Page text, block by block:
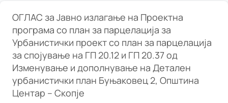
ОГЛАС за Јавно излагање на Проектна
програма со план за парцелација за
Урбанистички проект со план за парцелација
за спојување на ГП 20.12 и ГП 20.37 од
Изменување и дополнување на Детален
урбанистички план Буњаковец 2, Општина
Центар – Скопје